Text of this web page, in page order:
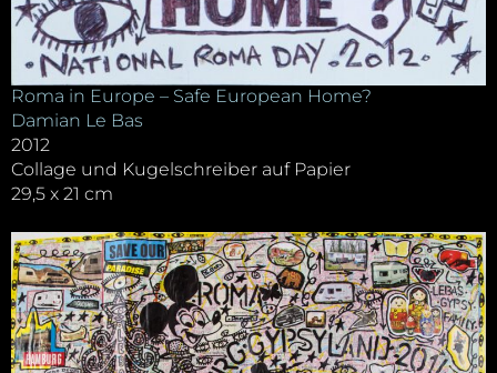
Roma in Europe – Safe European Home?
Damian Le Bas
2012
Collage und Kugelschreiber auf Papier
29,5 x 21 cm